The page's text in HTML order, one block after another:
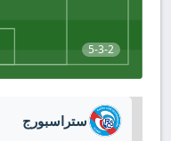
5-3-2
ستراسبورج